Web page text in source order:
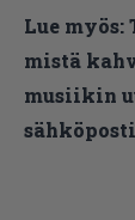
Lue myös:
mistä
musiikin